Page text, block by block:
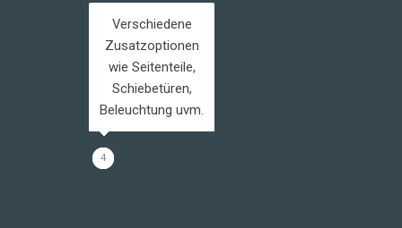
1
Freistehend oder
mit
Wandanschluss
2
Mit und ohne
Markise
3
Schneelastzone
I-III
4
Verschiedene
Zusatzoptionen
wie Seitenteile,
Schiebetüren,
Beleuchtung uvm.